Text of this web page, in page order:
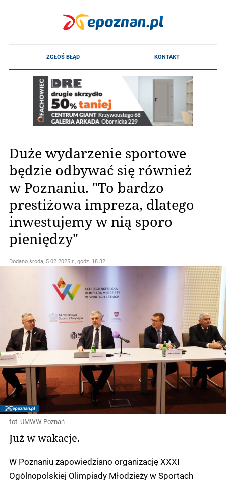
Duże wydarzenie sportowe
będzie odbywać się również
w Poznaniu. "To bardzo
prestiżowa impreza, dlatego
inwestujemy w nią sporo
pieniędzy"
Dodano środa, 5.02.2025 r., godz. 18.32
fot. UMWW Poznań
Już w wakacje.
W Poznaniu zapowiedziano organizację XXXI
Ogólnopolskiej Olimpiady Młodzieży w Sportach